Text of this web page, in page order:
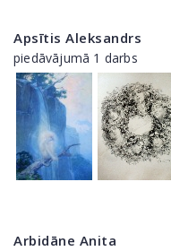
Apsītis Aleksandrs
piedāvājumā 1 darbs
Arbidāne Anita